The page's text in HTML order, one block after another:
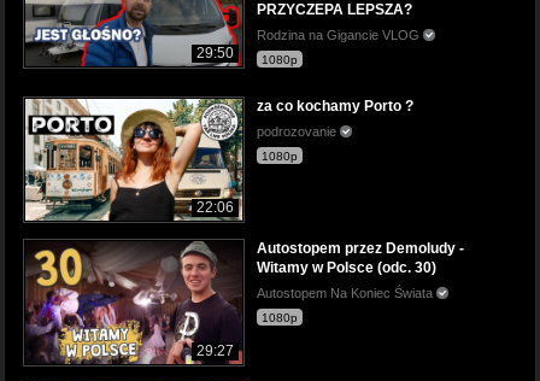
29:50
PRZYCZEPA LEPSZA?
Rodzina na Gigancie VLOG
1080p
22:06
za co kochamy Porto ?
podrozovanie
1080p
29:27
Autostopem przez Demoludy -
Witamy w Polsce (odc. 30)
Autostopem Na Koniec Świata
1080p